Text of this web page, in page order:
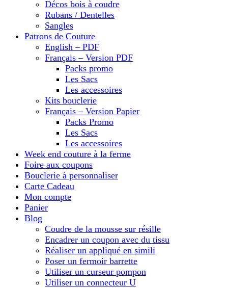
Décos bois à coudre
Rubans / Dentelles
Sangles
Patrons de Couture
English – PDF
Français – Version PDF
Packs promo
Les Sacs
Les accessoires
Kits bouclerie
Français – Version Papier
Packs Promo
Les Sacs
Les accessoires
Week end couture à la ferme
Foire aux coupons
Bouclerie à personnaliser
Carte Cadeau
Mon compte
Panier
Blog
Coudre de la mousse sur résille
Encadrer un coupon avec du tissu
Réaliser un appliqué en simili
Poser un fermoir barrette
Utiliser un curseur pompon
Utiliser un connecteur U